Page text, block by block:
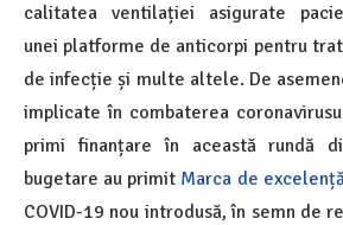
calitatea ventilației asigurate
unei platforme de anticorpi pentru
de infecție și multe altele. De
implicate în combaterea
primi finanțare în această rundă
bugetare au primit Marca de
COVID-19 nou introdusă, în semn de